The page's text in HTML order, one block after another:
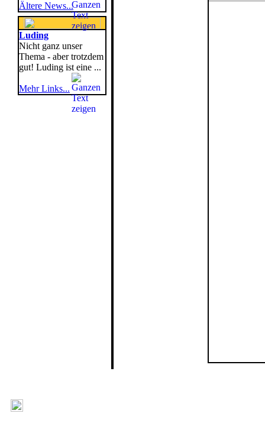
Ältere News...
Luding
Nicht ganz unser
Thema - aber trotzdem
gut! Luding ist eine ...
Mehr Links...